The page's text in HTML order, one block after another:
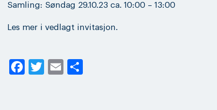
Samling: Søndag 29.10.23 ca. 10:00 – 13:00
Les mer i vedlagt invitasjon.
Facebook
Twitter
Email